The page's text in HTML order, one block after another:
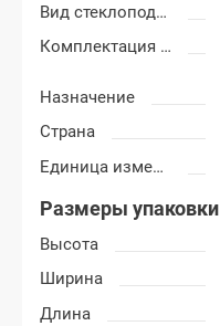
Вид стеклоподъемников
Комплектация подиумов
Назначение
Страна
Единица измерения
Размеры упаковки
Высота
Ширина
Длина